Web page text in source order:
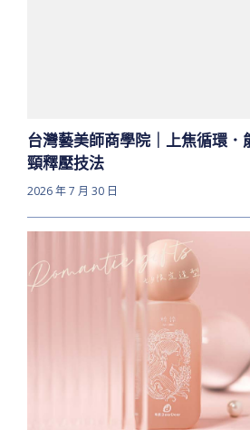
台灣藝美師商學院｜上焦循環．
頸釋壓技法
2026 年 7 月 30 日